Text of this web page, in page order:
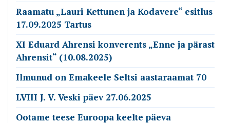
Raamatu „Lauri Kettunen ja Kodavere“ esitlus
17.09.2025 Tartus
XI Eduard Ahrensi konverents „Enne ja pärast
Ahrensit“ (10.08.2025)
Ilmunud on Emakeele Seltsi aastaraamat 70
LVIII J. V. Veski päev 27.06.2025
Ootame teese Euroopa keelte päeva